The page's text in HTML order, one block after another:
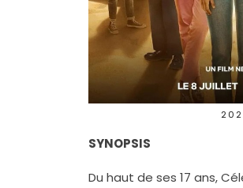
SYNOPSIS
Du haut de ses 17 ans,